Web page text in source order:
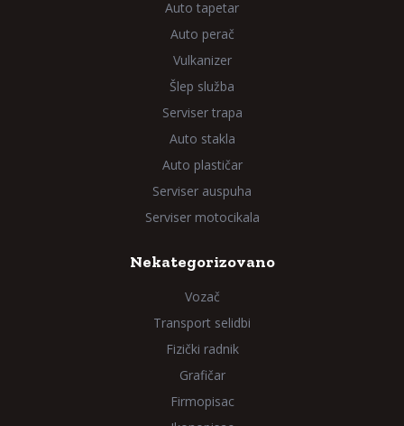
Auto tapetar
Auto perač
Vulkanizer
Šlep služba
Serviser trapa
Auto stakla
Auto plastičar
Serviser auspuha
Serviser motocikala
Nekategorizovano
Vozač
Transport selidbi
Fizički radnik
Grafičar
Firmopisac